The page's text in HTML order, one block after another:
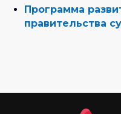
Программа
правительства